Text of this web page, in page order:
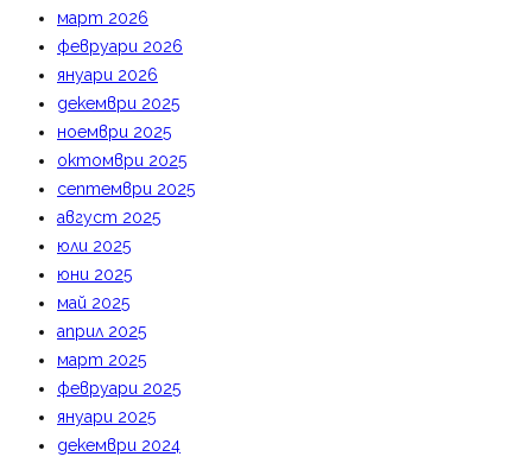
март 2026
февруари 2026
януари 2026
декември 2025
ноември 2025
октомври 2025
септември 2025
август 2025
юли 2025
юни 2025
май 2025
април 2025
март 2025
февруари 2025
януари 2025
декември 2024